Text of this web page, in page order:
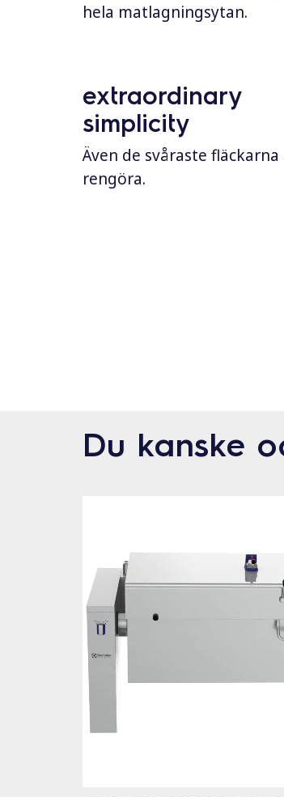
hela matlagningsytan.
extraordinary
simplicity
Även de svåraste
rengöra.
Du kanske